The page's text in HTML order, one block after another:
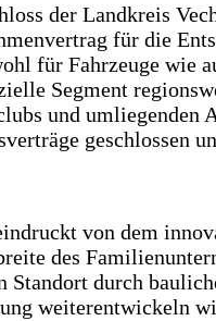
der Landkreis
für die
für Fahrzeuge wie
Segment
und umliegenden
geschlossen
von dem
des
Standort durch
weiterentwickeln